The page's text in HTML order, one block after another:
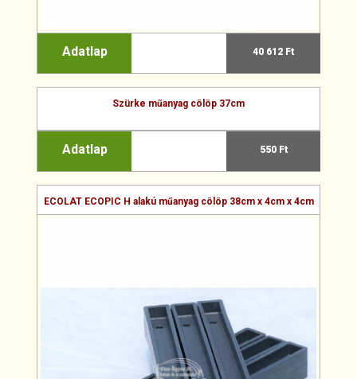
Adatlap 40 612 Ft
Szürke műanyag cölöp 37cm
Adatlap 550 Ft
ECOLAT ECOPIC H alakú műanyag cölöp 38cm x 4cm x 4cm